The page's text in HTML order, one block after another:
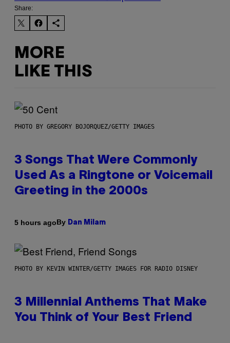
Share:
MORE
LIKE THIS
PHOTO BY GREGORY BOJORQUEZ/GETTY IMAGES
3 Songs That Were Commonly
Used As a Ringtone or Voicemail
Greeting in the 2000s
5 hours agoBy Dan Milam
PHOTO BY KEVIN WINTER/GETTY IMAGES FOR RADIO DISNEY
3 Millennial Anthems That Make
You Think of Your Best Friend